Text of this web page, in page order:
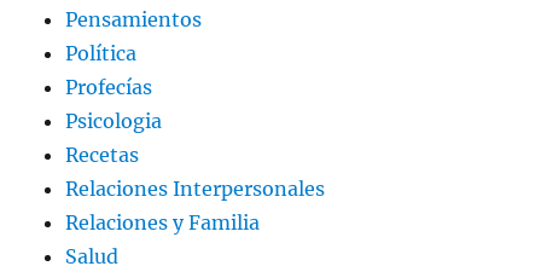
Pensamientos
Política
Profecías
Psicologia
Recetas
Relaciones Interpersonales
Relaciones y Familia
Salud